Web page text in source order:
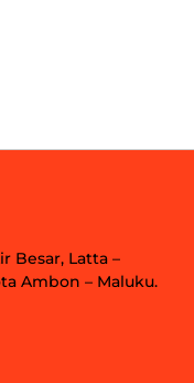
Besar, Latta –
Ambon – Maluku.